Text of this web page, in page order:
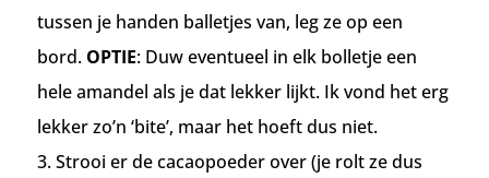
tussen je handen balletjes van, leg ze op een
bord. OPTIE: Duw eventueel in elk bolletje een
hele amandel als je dat lekker lijkt. Ik vond het erg
lekker zo’n ‘bite’, maar het hoeft dus niet.
3. Strooi er de cacaopoeder over (je rolt ze dus